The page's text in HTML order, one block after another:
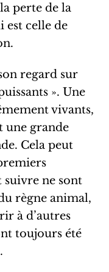
perte de la
est celle de
regard sur
». Une
vivants,
une grande
Cela peut
suivre ne sont
règne animal,
à d’autres
toujours été